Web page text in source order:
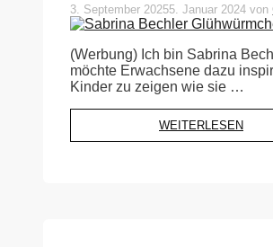
3. September 20255. Januar 2024 von
(Werbung) Ich bin Sabrina
möchte Erwachsene dazu
Kinder zu zeigen wie sie …
WEITERLESEN